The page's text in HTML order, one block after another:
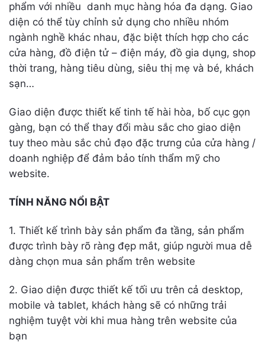
phẩm với nhiều danh mục hàng hóa đa dạng. Giao
diện có thể tùy chỉnh sử dụng cho nhiều nhóm
ngành nghề khác nhau, đặc biệt thích hợp cho các
cửa hàng, đồ điện tử – điện máy, đồ gia dụng, shop
thời trang, hàng tiêu dùng, siêu thị mẹ và bé, khách
sạn…
Giao diện được thiết kế tinh tế hài hòa, bố cục gọn
gàng, bạn có thể thay đổi màu sắc cho giao diện
tuy theo màu sắc chủ đạo đặc trưng của cửa hàng /
doanh nghiệp để đảm bảo tính thẩm mỹ cho
website.
TÍNH NĂNG NỔI BẬT
1. Thiết kế trình bày sản phẩm đa tầng, sản phẩm
được trình bày rõ ràng đẹp mắt, giúp người mua dễ
dàng chọn mua sản phẩm trên website
2. Giao diện được thiết kế tối ưu trên cả desktop,
mobile và tablet, khách hàng sẽ có những trải
nghiệm tuyệt vời khi mua hàng trên website của
bạn